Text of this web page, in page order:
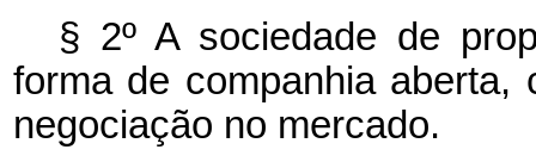
§ 2º A sociedade de
forma de companhia aberta,
negociação no mercado.